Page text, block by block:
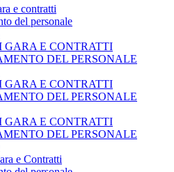
e contratti
del personale
GARA E CONTRATTI
DEL PERSONALE
GARA E CONTRATTI
DEL PERSONALE
GARA E CONTRATTI
DEL PERSONALE
e Contratti